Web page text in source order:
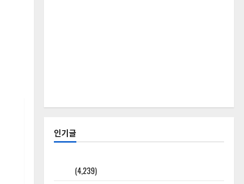
인기글
(4,239)